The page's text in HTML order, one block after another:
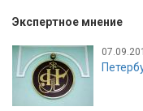
Экспертное мнение